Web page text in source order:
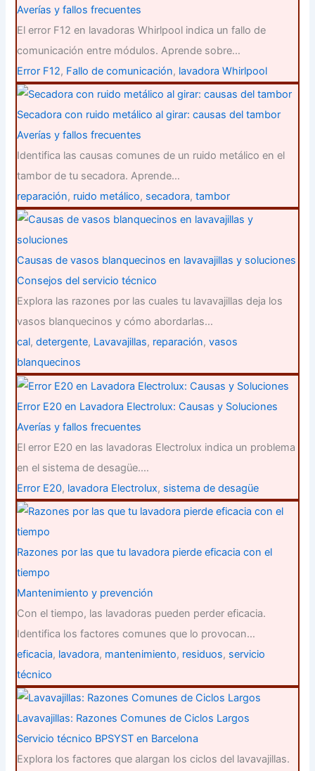
Averías y fallos frecuentes
El error F12 en lavadoras Whirlpool indica un fallo de
comunicación entre módulos. Aprende sobre…
Error F12, Fallo de comunicación, lavadora Whirlpool
Secadora con ruido metálico al girar: causas del tambor
Averías y fallos frecuentes
Identifica las causas comunes de un ruido metálico en el
tambor de tu secadora. Aprende…
reparación, ruido metálico, secadora,tambor
Causas de vasos blanquecinos en lavavajillas y soluciones
Consejos del servicio técnico
Explora las razones por las cuales tu lavavajillas deja los
vasos blanquecinos y cómo abordarlas…
cal,detergente, Lavavajillas, reparación,vasos
blanquecinos
Error E20 en Lavadora Electrolux: Causas y Soluciones
Averías y fallos frecuentes
El error E20 en las lavadoras Electrolux indica un problema
en el sistema de desagüe.…
Error E20, lavadora Electrolux, sistema de desagüe
Razones por las que tu lavadora pierde eficacia con el
tiempo
Mantenimiento y prevención
Con el tiempo, las lavadoras pueden perder eficacia.
Identifica los factores comunes que lo provocan…
eficacia, lavadora, mantenimiento, residuos, servicio
técnico
Lavavajillas: Razones Comunes de Ciclos Largos
Servicio técnico BPSYST en Barcelona
Explora los factores que alargan los ciclos del lavavajillas.